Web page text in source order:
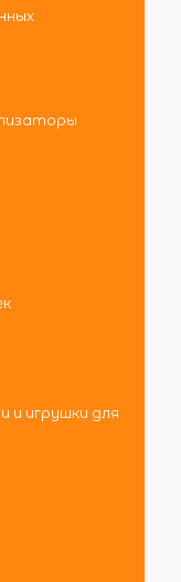
и игрушки для